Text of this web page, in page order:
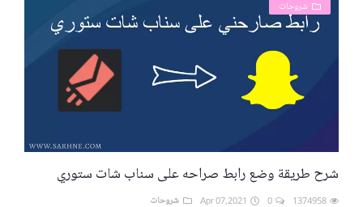
شروحات
شرح طريقة وضع رابط صراحه على سناب شات ستوري
شروحات